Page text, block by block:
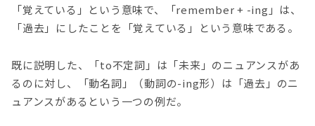
「覚えている」という意味で、「remember + -ing」は、
「過去」にしたことを「覚えている」という意味である。
既に説明した、「to不定詞」は「未来」のニュアンスがあ
るのに対し、「動名詞」（動詞の-ing形）は「過去」のニ
ュアンスがあるという一つの例だ。